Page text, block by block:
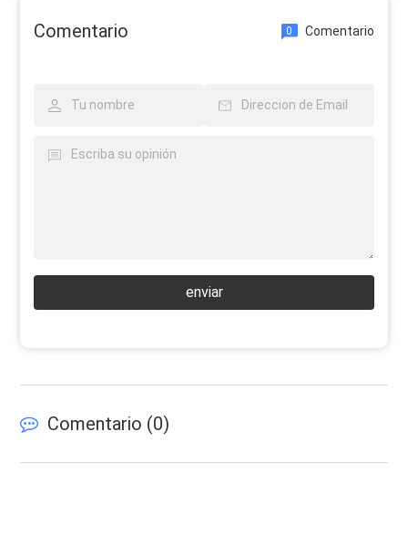
Comentario 0 Comentario
enviar
Comentario (0)